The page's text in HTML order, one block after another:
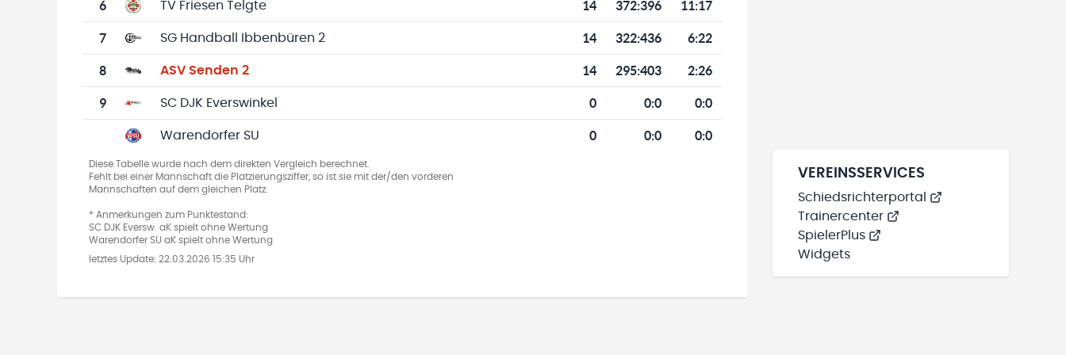
6 TV Friesen Telgte 14 372:396 11:17
7 SG Handball Ibbenbüren 2 14 322:436 6:22
8 ASV Senden 2 14 295:403 2:26
9 SC DJK Everswinkel 0 0:0 0:0
Warendorfer SU 0 0:0 0:0
Diese Tabelle wurde nach dem direkten Vergleich berechnet.
Fehlt bei einer Mannschaft die Platzierungsziffer, so ist sie mit der/den vorderen
Mannschaften auf dem gleichen Platz.
* Anmerkungen zum Punktestand:
SC DJK Eversw. aK spielt ohne Wertung
Warendorfer SU aK spielt ohne Wertung
letztes Update: 22.03.2026 15:35 Uhr
VEREINSSERVICES
Schiedsrichterportal
Trainercenter
SpielerPlus
Widgets